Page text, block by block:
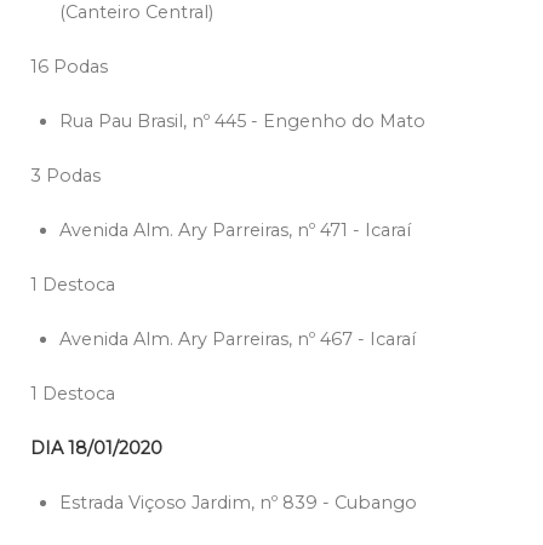
(Canteiro Central)
16 Podas
Rua Pau Brasil, nº 445 - Engenho do Mato
3 Podas
Avenida Alm. Ary Parreiras, nº 471 - Icaraí
1 Destoca
Avenida Alm. Ary Parreiras, nº 467 - Icaraí
1 Destoca
DIA 18/01/2020
Estrada Viçoso Jardim, nº 839 - Cubango